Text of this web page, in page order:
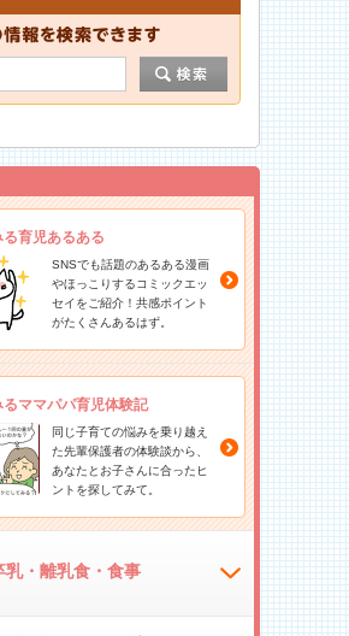
育児あるある
SNSでも話題のあるある漫画
やほっこりするコミックエッ
セイをご紹介！共感ポイント
がたくさんあるはず。
るママパパ育児体験記
同じ子育ての悩みを乗り越え
た先輩保護者の体験談から、
あなたとお子さんに合ったヒ
ントを探してみて。
乳・離乳食・食事